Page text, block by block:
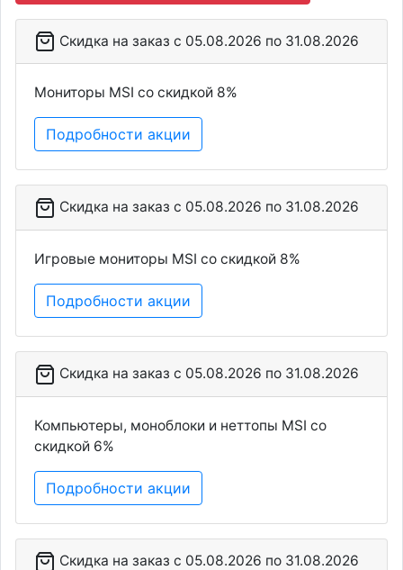
Скидка на заказ c 05.08.2026 по 31.08.2026
Мониторы MSI со скидкой 8%
Подробности акции
Скидка на заказ c 05.08.2026 по 31.08.2026
Игровые мониторы MSI со скидкой 8%
Подробности акции
Скидка на заказ c 05.08.2026 по 31.08.2026
Компьютеры, моноблоки и неттопы MSI со
скидкой 6%
Подробности акции
Скидка на заказ c 05.08.2026 по 31.08.2026